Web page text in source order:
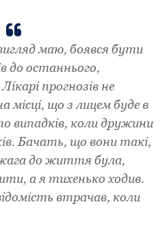
маю, боявся бути
до останнього,
прогнозів не
місці, що з лицем буде в
випадків, коли дружини
Бачать, що вони такі,
до життя була,
а я тихенько ходив.
втрачав, коли